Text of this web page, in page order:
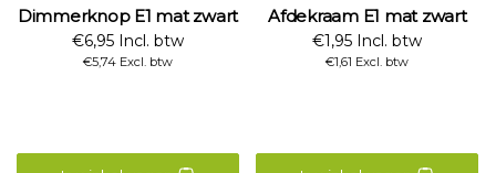
Dimmerknop E1 mat zwart
€6,95 Incl. btw
€5,74 Excl. btw
Afdekraam E1 mat zwart
€1,95 Incl. btw
€1,61 Excl. btw